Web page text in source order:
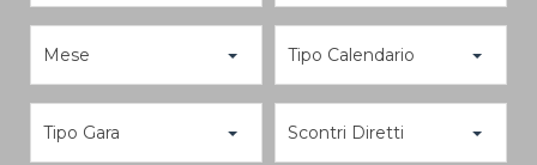
Mese Tipo Calendario
Tipo Gara Scontri Diretti